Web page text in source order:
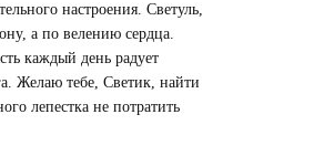
настроения. Светуль,
а по велению сердца.
каждый день радует
Желаю тебе, Светик, найти
лепестка не потратить